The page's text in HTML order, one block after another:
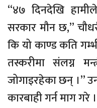
“४७ दिनदेखि
सरकार मौन छ,”
कि यो काण्ड कति
तस्करीमा संलग्न
जोगाइरहेका छन् ।”
कारबाही गर्न माग गरे ।